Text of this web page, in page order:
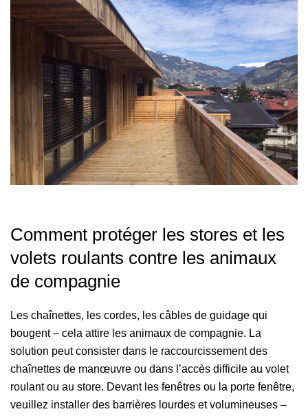
Comment protéger les stores et les
volets roulants contre les animaux
de compagnie
Les chaînettes, les cordes, les câbles de guidage qui
bougent – cela attire les animaux de compagnie. La
solution peut consister dans le raccourcissement des
chaînettes de manœuvre ou dans l’accès difficile au volet
roulant ou au store. Devant les fenêtres ou la porte fenêtre,
veuillez installer des barrières lourdes et volumineuses –